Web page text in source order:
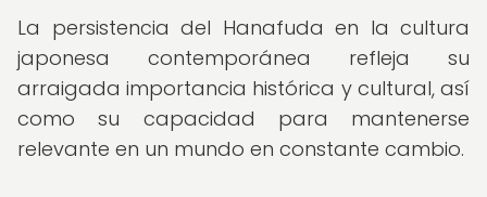
La persistencia del Hanafuda en la cultura
japonesa contemporánea refleja su
arraigada importancia histórica y cultural, así
como su capacidad para mantenerse
relevante en un mundo en constante cambio.